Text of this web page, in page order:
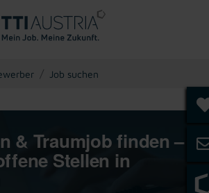
Job suchen
& Traumjob finden –
Stellen in